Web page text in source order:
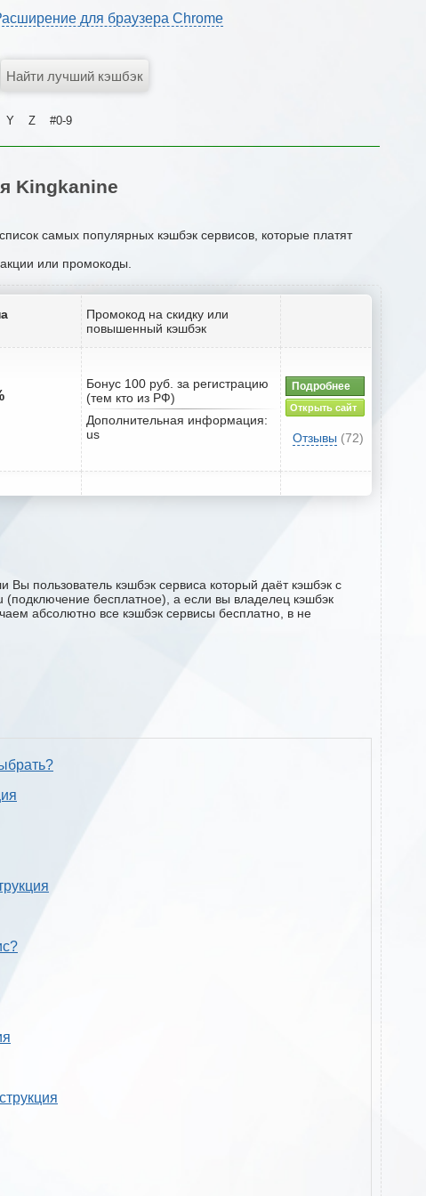
для браузера Chrome
Y Z #0-9
Kingkanine
самых популярных кэшбэк сервисов, которые платят
или промокоды.
Промокод на скидку или
повышенный кэшбэк
Бонус 100 руб. за регистрацию
(тем кто из РФ)
Дополнительная информация:
us
Подробнее
Открыть сайт
Отзывы (72)
пользователь кэшбэк сервиса который даёт кэшбэк с
(подключение бесплатное), а если вы владелец кэшбэк
абсолютно все кэшбэк сервисы бесплатно, в не